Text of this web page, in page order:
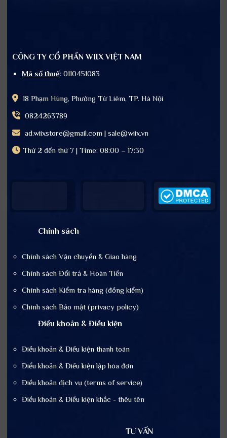
CÔNG TY CỔ PHẦN WIIX VIỆT NAM
Mã số thuế: 0110451083
18 Phạm Hùng, Phường Từ Liêm, TP. Hà Nội
0824263789
ad.wiixstore@gmail.com | sale@wiix.vn
Thứ 2 đến thứ 7 | Time: 08:00 – 17:30
Chính sách
Chính sách Vận chuyển & Giao hàng
Chính sách Đổi trả & Hoàn Tiền
Chính sách Kiểm tra hàng (đồng kiểm)
Chính sách Bảo mật (privacy policy)
Điều khoản & Điều kiện
Điều khoản & Điều kiện thanh toán
Điểu khoản & Điều kiện lập hóa đơn
Điều khoản dịch vụ (terms of service)
Điều khoản & Điều kiện khắc - thêu tên
TƯ VẤN